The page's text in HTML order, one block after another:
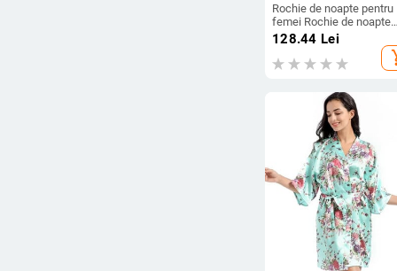
Rochie de noapte pentru
femei Rochie de noapte
lunga din satin Rochie de
Lenjerie de noapte
noapte Robe de baie
128.44 Lei